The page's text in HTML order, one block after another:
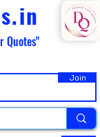
Quotes"
Join